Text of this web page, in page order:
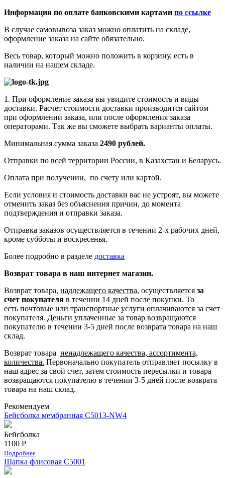
Информация по оплате банковскими картами по ссылке
В случае самовывоза заказ можно оплатить на складе,
оформление заказа на сайте обязательно.
Весь товар, который можно положить в корзину, есть в
наличии на нашем складе.
1. При оформление заказа вы увидите стоимость и виды
доставки. Расчет стоимости доставки производится сайтом
при оформлении заказа, или после оформления заказа
операторами. Так же вы сможете выбрать варианты оплаты.
Минимальная сумма заказа 2490 рублей.
Отправки по всей территории России, в Казахстан и Беларусь.
Оплата при получении, по счету или картой.
Если условия и стоимость доставки вас не устроят, вы можете
отменить заказ без объяснения причин, до момента
подтверждения и отправки заказа.
Отправка заказов осуществляется в течении 2-х рабочих дней,
кроме субботы и воскресенья.
Более подробно в разделе доставка
Возврат товара в наш интернет магазин.
Возврат товара, надлежащего качества, осуществляется за
счет покупателя в течении 14 дней после покупки. То
есть почтовые или транспортные услуги оплачиваются за счет
покупателя. Деньги уплаченные за товар возвращаются
покупателю в течении 3-5 дней после возврата товара на наш
склад.
Возврат товара ненадлежащего качества, ассортимента,
количества. Первоначально покупатель отправляет посылку в
наш адрес за свой счет, затем стоимость пересылки и товара
возвращаются покупателю в течении 3-5 дней после возврата
товара на наш склад.
Рекомендуем
Бейсболка мембранная С5013-NW4
Бейсболка
1100 Р
Подробнее
Шапка флисовая С5001